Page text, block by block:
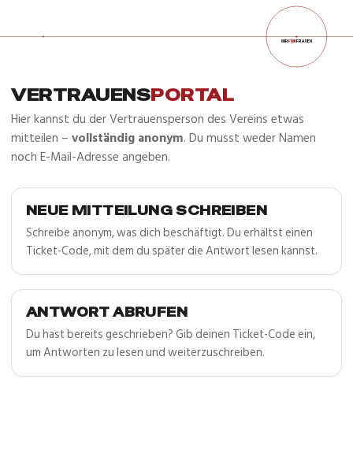
WIRFWKFRAUEN
VERTRAUENSPORTAL
Hier kannst du der Vertrauensperson des Vereins etwas
mitteilen – vollständig anonym. Du musst weder Namen
noch E-Mail-Adresse angeben.
NEUE MITTEILUNG SCHREIBEN
Schreibe anonym, was dich beschäftigt. Du erhältst einen
Ticket-Code, mit dem du später die Antwort lesen kannst.
ANTWORT ABRUFEN
Du hast bereits geschrieben? Gib deinen Ticket-Code ein,
um Antworten zu lesen und weiterzuschreiben.